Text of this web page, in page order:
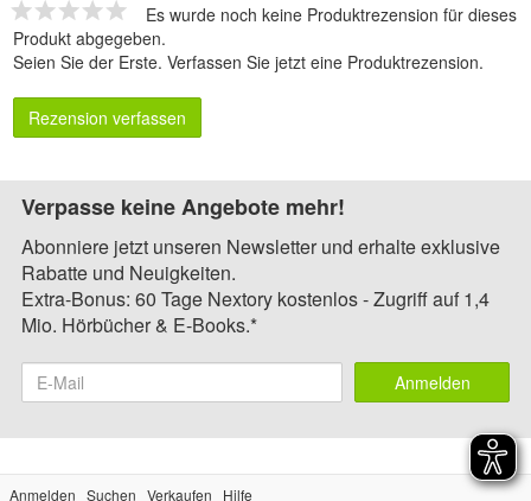
Es wurde noch keine Produktrezension für dieses
Produkt abgegeben.
Seien Sie der Erste. Verfassen Sie jetzt eine Produktrezension.
Rezension verfassen
Verpasse keine Angebote mehr!
Abonniere jetzt unseren Newsletter und erhalte exklusive
Rabatte und Neuigkeiten.
Extra-Bonus: 60 Tage Nextory kostenlos - Zugriff auf 1,4
Mio. Hörbücher & E-Books.*
Anmelden
Anmelden Suchen Verkaufen Hilfe